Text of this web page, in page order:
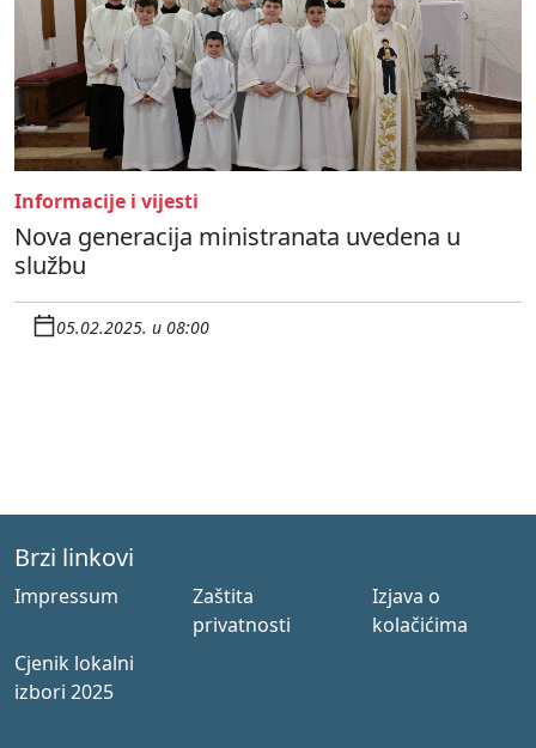
Informacije i vijesti
Nova generacija ministranata uvedena u
službu
05.02.2025. u 08:00
Brzi linkovi
Impressum
Zaštita
privatnosti
Izjava o
kolačićima
Cjenik lokalni
izbori 2025